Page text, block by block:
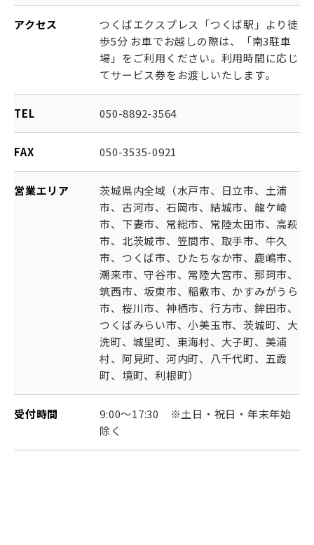
アクセス
つくばエクスプレス「つくば駅」より徒
歩5分 お車でお越しの際は、「南3駐車
場」をご利用ください。利用時間に応じ
てサービス券をお渡しいたします。
TEL 050-8892-3564
FAX 050-3535-0921
営業エリア
茨城県内全域（水戸市、日立市、土浦
市、古河市、石岡市、結城市、龍ケ崎
市、下妻市、常総市、常陸太田市、高萩
市、北茨城市、笠間市、取手市、牛久
市、つくば市、ひたちなか市、鹿嶋市、
潮来市、守谷市、常陸大宮市、那珂市、
筑西市、坂東市、稲敷市、かすみがうら
市、桜川市、神栖市、行方市、鉾田市、
つくばみらい市、小美玉市、茨城町、大
洗町、城里町、東海村、大子町、美浦
村、阿見町、河内町、八千代町、五霞
町、境町、利根町）
受付時間
9:00～17:30 ※土日・祝日・年末年始
除く